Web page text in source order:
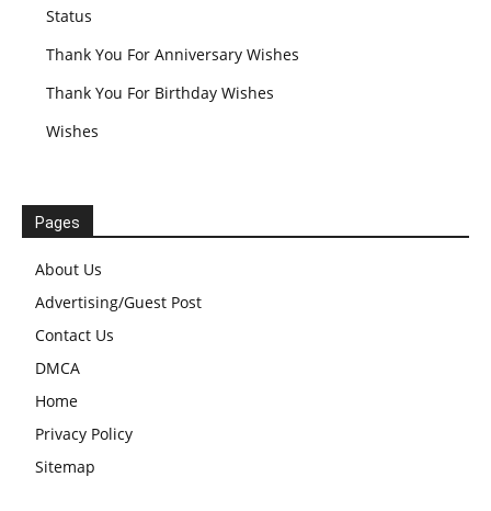
Status
Thank You For Anniversary Wishes
Thank You For Birthday Wishes
Wishes
Pages
About Us
Advertising/Guest Post
Contact Us
DMCA
Home
Privacy Policy
Sitemap